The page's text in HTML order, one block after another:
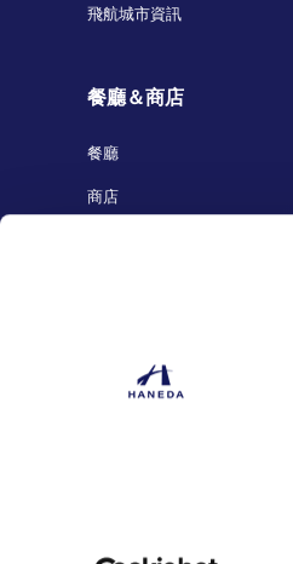
飛航城市資訊
餐廳＆商店
餐廳
商店